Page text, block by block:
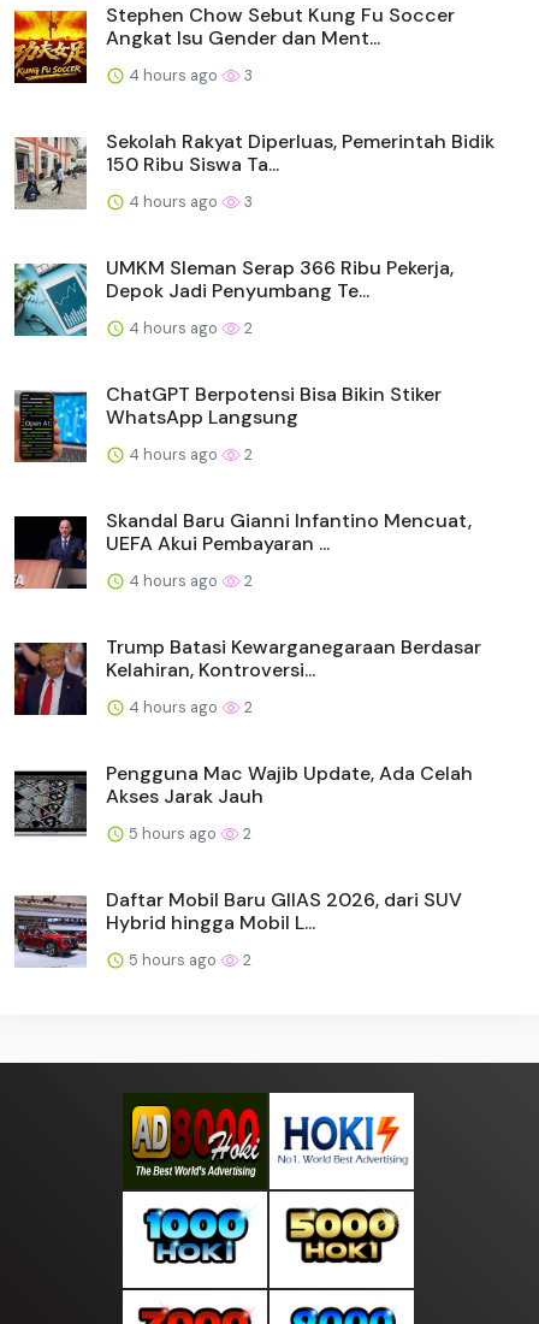
Stephen Chow Sebut Kung Fu Soccer
Angkat Isu Gender dan Ment...
4 hours ago 3
Sekolah Rakyat Diperluas, Pemerintah Bidik
150 Ribu Siswa Ta...
4 hours ago 3
UMKM Sleman Serap 366 Ribu Pekerja,
Depok Jadi Penyumbang Te...
4 hours ago 2
ChatGPT Berpotensi Bisa Bikin Stiker
WhatsApp Langsung
4 hours ago 2
Skandal Baru Gianni Infantino Mencuat,
UEFA Akui Pembayaran ...
4 hours ago 2
Trump Batasi Kewarganegaraan Berdasar
Kelahiran, Kontroversi...
4 hours ago 2
Pengguna Mac Wajib Update, Ada Celah
Akses Jarak Jauh
5 hours ago 2
Daftar Mobil Baru GIIAS 2026, dari SUV
Hybrid hingga Mobil L...
5 hours ago 2